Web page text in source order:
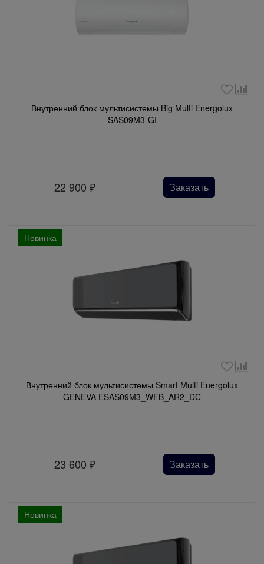
Внутренний блок мультисистемы Big Multi Energolux
SAS09M3-GI
22 900₽ Заказать
Новинка
Внутренний блок мультисистемы Smart Multi Energolux
GENEVA ESAS09M3_WFB_AR2_DC
23 600₽ Заказать
Новинка